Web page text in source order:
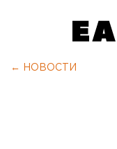
← НОВОСТИ